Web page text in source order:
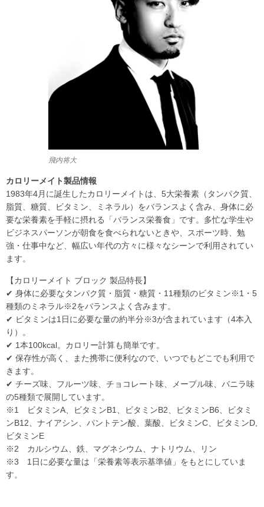
飛内将大
カロリーメイト製品情報
1983年4月に誕生したカロリーメイトは、5大栄養素（タンパク質、
脂質、糖質、ビタミン、ミネラル）をバランスよく含み、身体に必
要な栄養素を手軽に摂れる「バランス栄養食」です。多忙な学生や
ビジネスパーソンが朝食を食べられないときや、スポーツ時、勉
強・仕事中など、幅広い年代の方々に様々なシーンで利用されてい
ます。
【カロリーメイト ブロック 製品特長】
✔ 身体に必要なタンパク質・脂質・糖質・11種類のビタミン※1・5
種類のミネラル※2をバランスよく含みます。
✔ ビタミンは1日に必要な量の約半分※3が含まれています（4本入
り）。
✔ 1本100kcal。カロリー計算も簡単です。
✔ 保存性が高く、また携帯に便利なので、いつでもどこでも利用で
きます。
✔ チーズ味、フルーツ味、チョコレート味、メープル味、バニラ味
の5種類で展開しています。
※1 ビタミンA、ビタミンB1、ビタミンB2、ビタミンB6、ビタミ
ンB12、ナイアシン、パントテン酸、葉酸、ビタミンC、ビタミンD,
ビタミンE
※2 カルシウム、鉄、マグネシウム、ナトリウム、リン
※3 1日に必要な量は「栄養素等表示基準値」をもとにしていま
す。